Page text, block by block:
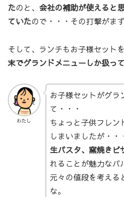
たのと、 会社の補助が使えると
ていたので・・・その打撃がま
そして、ランチもお子様セット
末でグランドメニューしか扱っ
わたし
お子様セットがグラ
て・・・
ちょっと子供フレン
しまいましたが・・
生パスタ、窯焼きピ
れることが魅力なパ
元々の値段を考える
な。